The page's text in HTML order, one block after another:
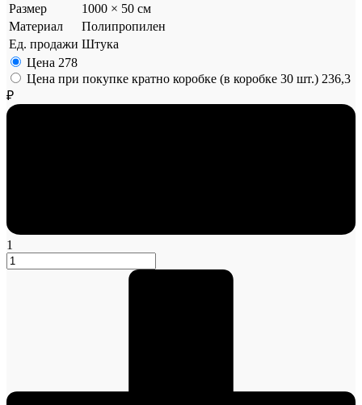
Размер
1000 × 50 см
Материал
Полипропилен
Ед. продажи Штука
Цена 278
Цена при покупке кратно коробке (в коробке 30 шт.) 236,3
₽
1